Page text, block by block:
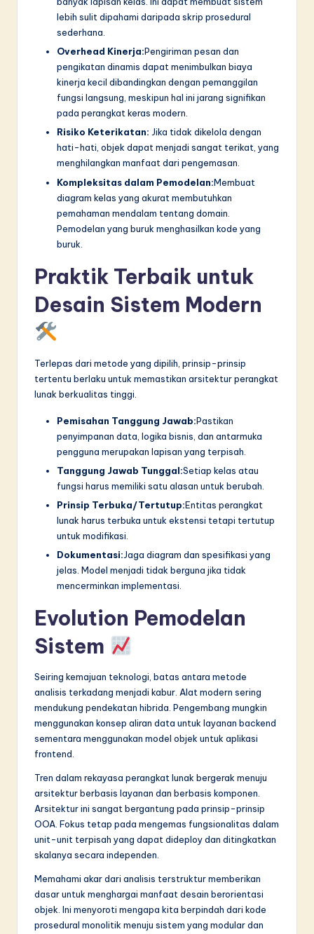
lebih sulit dipahami daripada skrip prosedural
sederhana.
Overhead Kinerja:Pengiriman pesan dan
pengikatan dinamis dapat menimbulkan biaya
kinerja kecil dibandingkan dengan pemanggilan
fungsi langsung, meskipun hal ini jarang signifikan
pada perangkat keras modern.
Risiko Keterikatan: Jika tidak dikelola dengan
hati-hati, objek dapat menjadi sangat terikat, yang
menghilangkan manfaat dari pengemasan.
Kompleksitas dalam Pemodelan:Membuat
diagram kelas yang akurat membutuhkan
pemahaman mendalam tentang domain.
Pemodelan yang buruk menghasilkan kode yang
buruk.
Praktik Terbaik untuk
Desain Sistem Modern
Terlepas dari metode yang dipilih, prinsip-prinsip
tertentu berlaku untuk memastikan arsitektur perangkat
lunak berkualitas tinggi.
Pemisahan Tanggung Jawab:Pastikan
penyimpanan data, logika bisnis, dan antarmuka
pengguna merupakan lapisan yang terpisah.
Tanggung Jawab Tunggal:Setiap kelas atau
fungsi harus memiliki satu alasan untuk berubah.
Prinsip Terbuka/Tertutup:Entitas perangkat
lunak harus terbuka untuk ekstensi tetapi tertutup
untuk modifikasi.
Dokumentasi:Jaga diagram dan spesifikasi yang
jelas. Model menjadi tidak berguna jika tidak
mencerminkan implementasi.
Evolution Pemodelan
Sistem
Seiring kemajuan teknologi, batas antara metode
analisis terkadang menjadi kabur. Alat modern sering
mendukung pendekatan hibrida. Pengembang mungkin
menggunakan konsep aliran data untuk layanan backend
sementara menggunakan model objek untuk aplikasi
frontend.
Tren dalam rekayasa perangkat lunak bergerak menuju
arsitektur berbasis layanan dan berbasis komponen.
Arsitektur ini sangat bergantung pada prinsip-prinsip
OOA. Fokus tetap pada mengemas fungsionalitas dalam
unit-unit terpisah yang dapat dideploy dan ditingkatkan
skalanya secara independen.
Memahami akar dari analisis terstruktur memberikan
dasar untuk menghargai manfaat desain berorientasi
objek. Ini menyoroti mengapa kita berpindah dari kode
prosedural monolitik menuju sistem yang modular dan